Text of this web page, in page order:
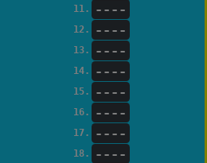
11. ----
12. ----
13. ----
14. ----
15. ----
16. ----
17. ----
18. ----